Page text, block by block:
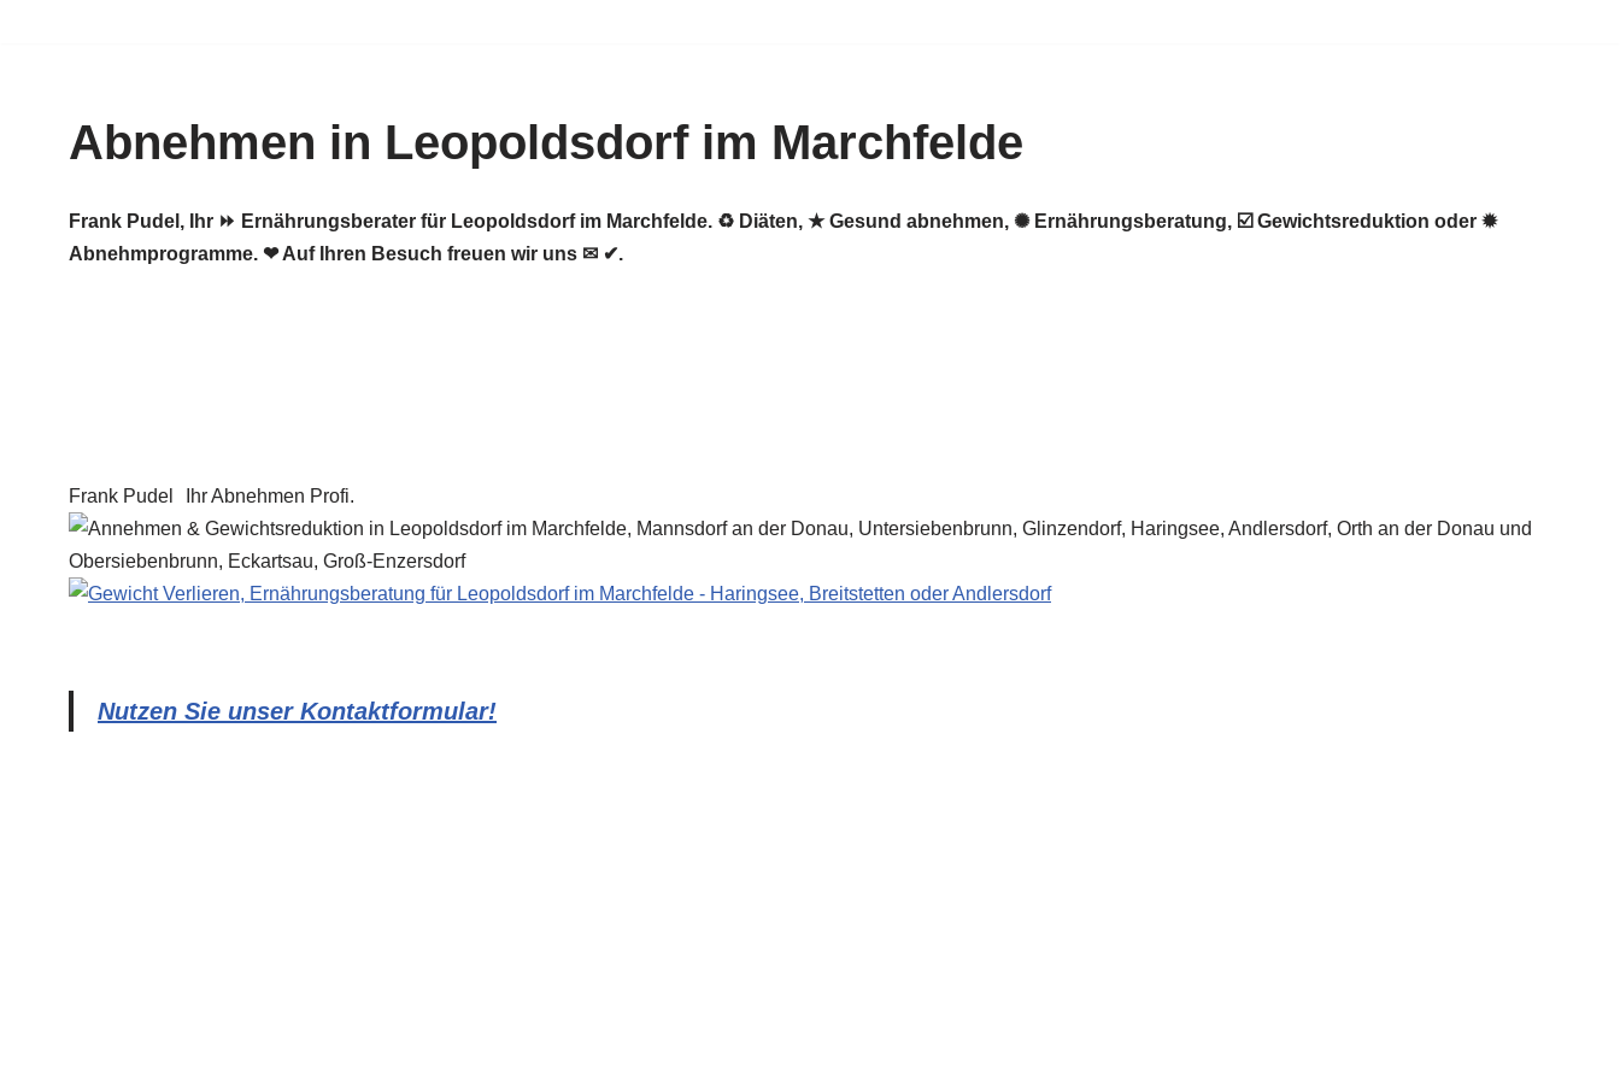
springenAbnehmen in Leopoldsdorf im Marchfelde
Frank Pudel, Ihr ⏩ Ernährungsberater für Leopoldsdorf im Marchfelde. ♻ Diäten, ★ Gesund abnehmen, ✺ Ernährungsberatung, ☑️ Gewichtsreduktion oder ✹
Abnehmprogramme. ❤ Auf Ihren Besuch freuen wir uns ✉ ✔.
Frank Pudel Ihr Abnehmen Profi.
Nutzen Sie unser Kontaktformular!